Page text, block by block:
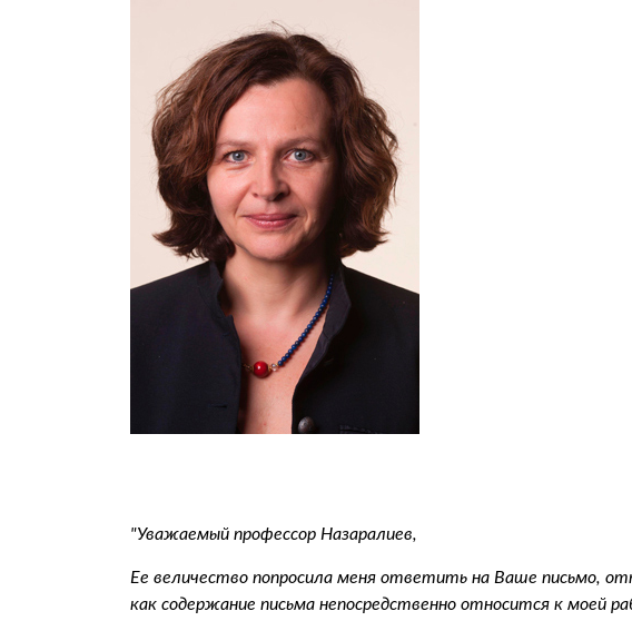
"Уважаемый профессор Назаралиев,
Ее величество попросила меня ответить на Ваше письмо,
как содержание письма непосредственно относится к моей